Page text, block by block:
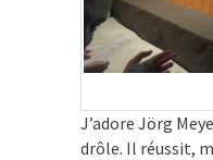
J’adore Jörg
drôle. Il réussit,